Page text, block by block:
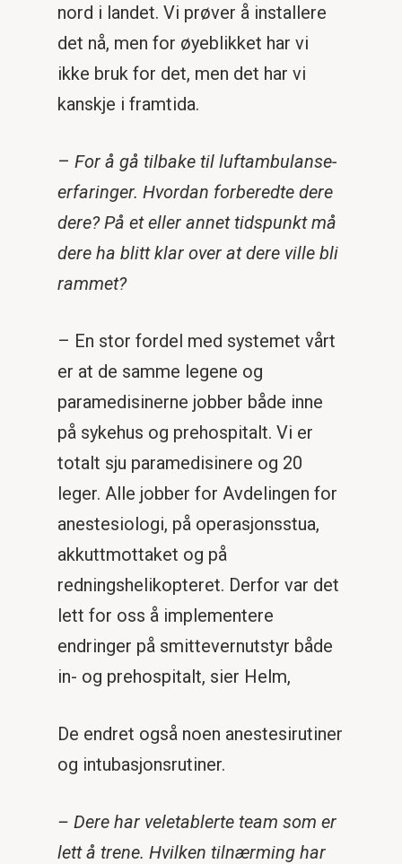
nord i landet. Vi prøver å installere
det nå, men for øyeblikket har vi
ikke bruk for det, men det har vi
kanskje i framtida.
– For å gå tilbake til luftambulanse-
erfaringer. Hvordan forberedte dere
dere? På et eller annet tidspunkt må
dere ha blitt klar over at dere ville bli
rammet?
– En stor fordel med systemet vårt
er at de samme legene og
paramedisinerne jobber både inne
på sykehus og prehospitalt. Vi er
totalt sju paramedisinere og 20
leger. Alle jobber for Avdelingen for
anestesiologi, på operasjonsstua,
akkuttmottaket og på
redningshelikopteret. Derfor var det
lett for oss å implementere
endringer på smittevernutstyr både
in- og prehospitalt, sier Helm,
De endret også noen anestesirutiner
og intubasjonsrutiner.
– Dere har veletablerte team som er
lett å trene. Hvilken tilnærming har